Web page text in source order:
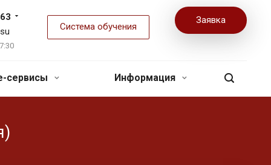
Система обучения
Заявка
сервисы Информация